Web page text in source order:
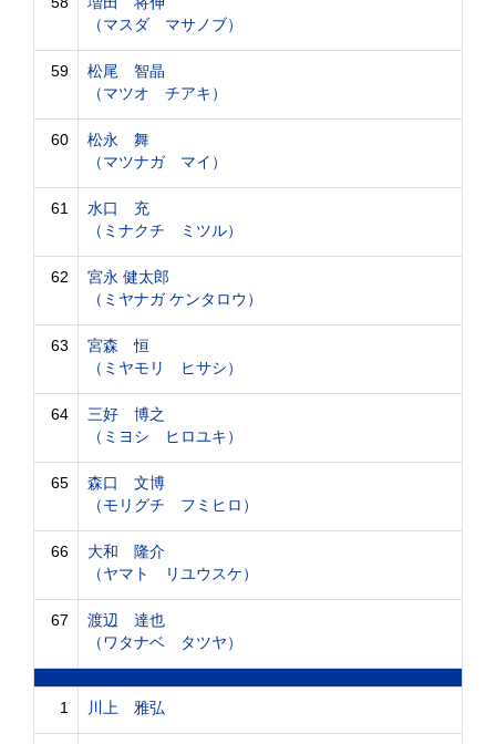
（マスダ マサノブ）
59
松尾 智晶
（マツオ チアキ）
60
松永 舞
（マツナガ マイ）
61
水口 充
（ミナクチ ミツル）
62
宮永 健太郎
（ミヤナガ ケンタロウ）
63
宮森 恒
（ミヤモリ ヒサシ）
64
三好 博之
（ミヨシ ヒロユキ）
65
森口 文博
（モリグチ フミヒロ）
66
大和 隆介
（ヤマト リユウスケ）
67
渡辺 達也
（ワタナベ タツヤ）
1 川上 雅弘